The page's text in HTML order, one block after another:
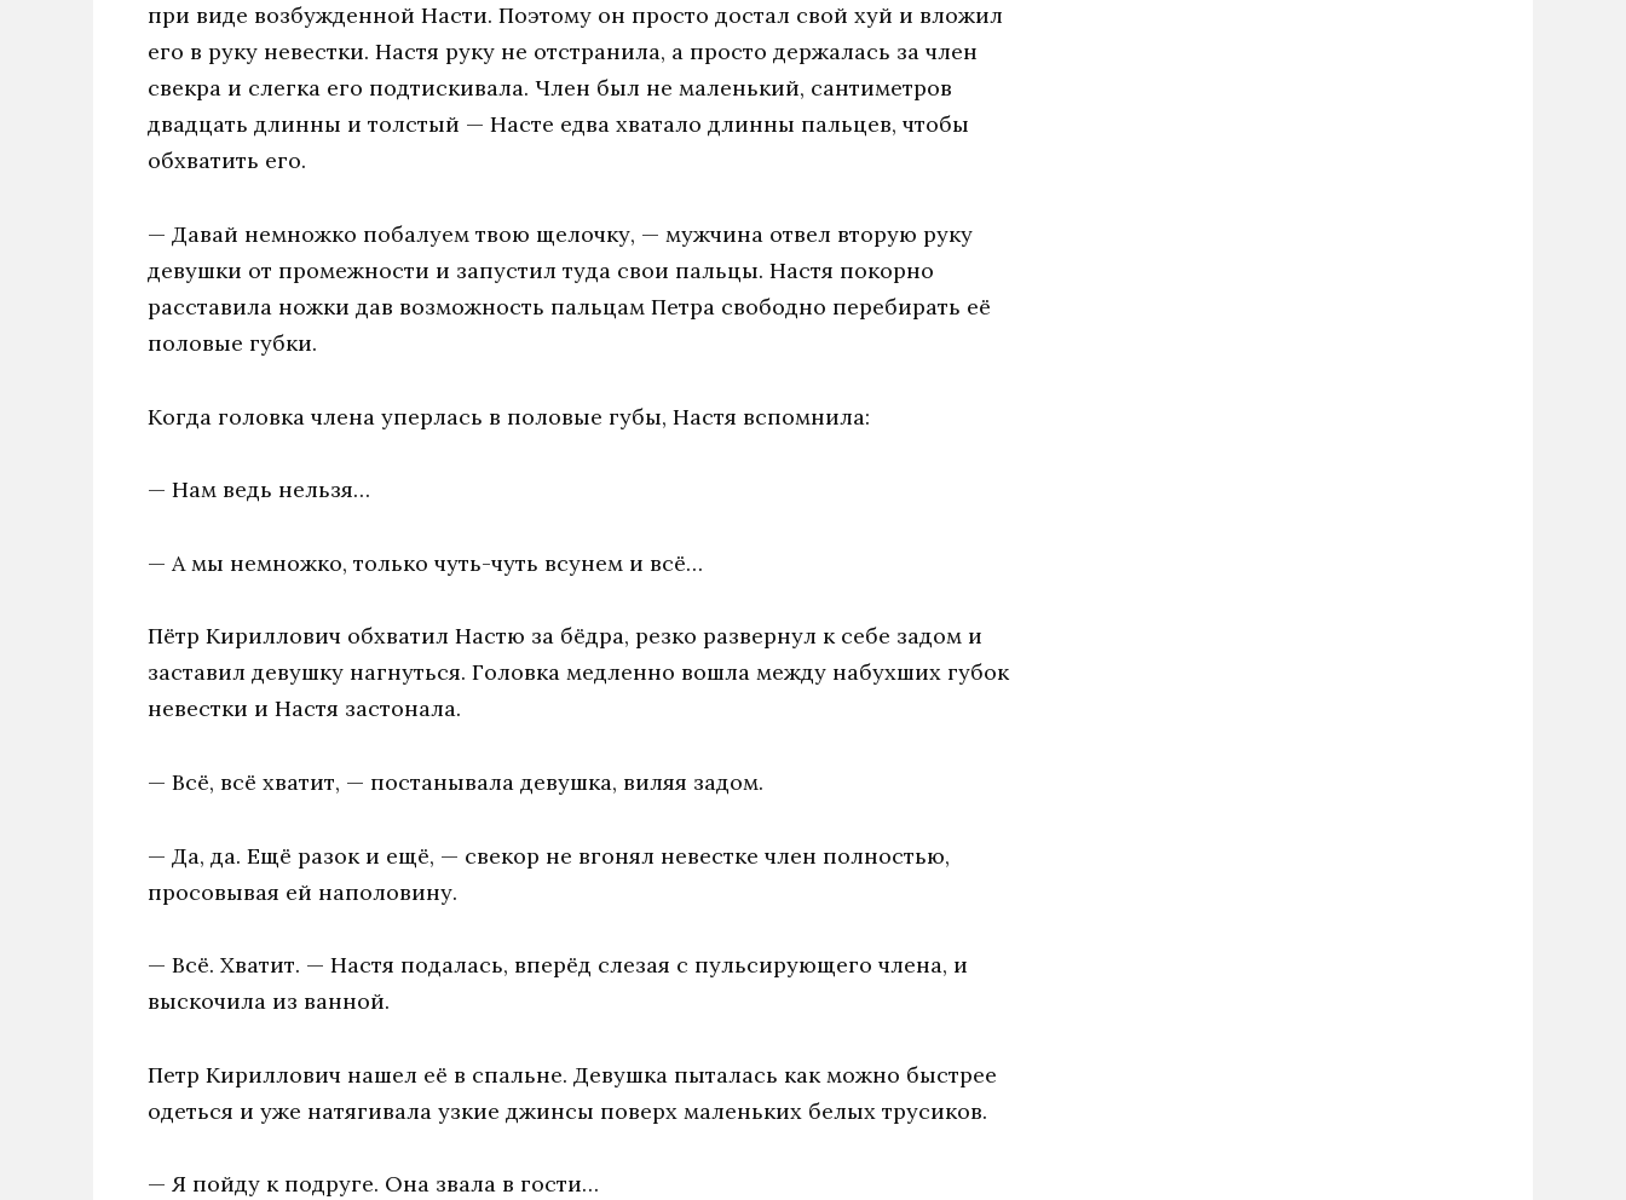
при виде возбужденной Насти. Поэтому он просто достал свой хуй и вложил
его в руку невестки. Настя руку не отстранила, а просто держалась за член
свекра и слегка его подтискивала. Член был не маленький, сантиметров
двадцать длинны и толстый — Насте едва хватало длинны пальцев, чтобы
обхватить его.
— Давай немножко побалуем твою щелочку, — мужчина отвел вторую руку
девушки от промежности и запустил туда свои пальцы. Настя покорно
расставила ножки дав возможность пальцам Петра свободно перебирать её
половые губки.
Когда головка члена уперлась в половые губы, Настя вспомнила:
— Нам ведь нельзя…
— А мы немножко, только чуть-чуть всунем и всё…
Пётр Кириллович обхватил Настю за бёдра, резко развернул к себе задом и
заставил девушку нагнуться. Головка медленно вошла между набухших губок
невестки и Настя застонала.
— Всё, всё хватит, — постанывала девушка, виляя задом.
— Да, да. Ещё разок и ещё, — свекор не вгонял невестке член полностью,
просовывая ей наполовину.
— Всё. Хватит. — Настя подалась, вперёд слезая с пульсирующего члена, и
выскочила из ванной.
Петр Кириллович нашел её в спальне. Девушка пыталась как можно быстрее
одеться и уже натягивала узкие джинсы поверх маленьких белых трусиков.
— Я пойду к подруге. Она звала в гости…